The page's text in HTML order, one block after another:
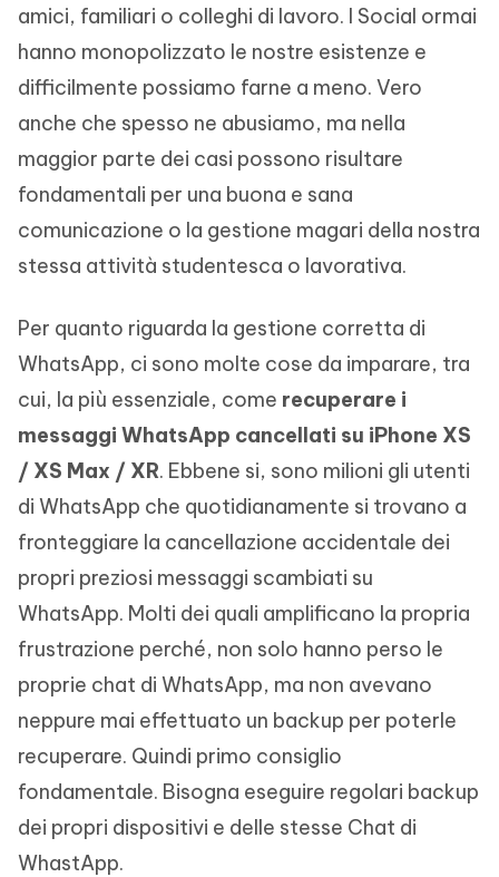
amici, familiari o colleghi di lavoro. I Social ormai
hanno monopolizzato le nostre esistenze e
difficilmente possiamo farne a meno. Vero
anche che spesso ne abusiamo, ma nella
maggior parte dei casi possono risultare
fondamentali per una buona e sana
comunicazione o la gestione magari della nostra
stessa attività studentesca o lavorativa.
Per quanto riguarda la gestione corretta di
WhatsApp, ci sono molte cose da imparare, tra
cui, la più essenziale, come recuperare i
messaggi WhatsApp cancellati su iPhone XS
/ XS Max / XR. Ebbene si, sono milioni gli utenti
di WhatsApp che quotidianamente si trovano a
fronteggiare la cancellazione accidentale dei
propri preziosi messaggi scambiati su
WhatsApp. Molti dei quali amplificano la propria
frustrazione perché, non solo hanno perso le
proprie chat di WhatsApp, ma non avevano
neppure mai effettuato un backup per poterle
recuperare. Quindi primo consiglio
fondamentale. Bisogna eseguire regolari backup
dei propri dispositivi e delle stesse Chat di
WhastApp.